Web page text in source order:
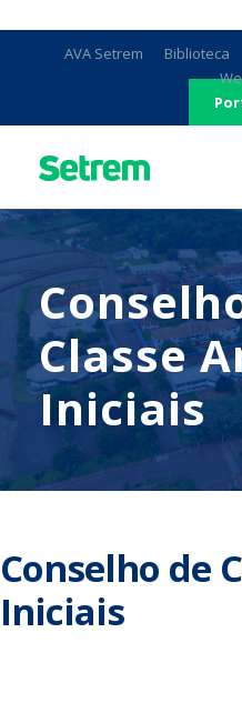
AVA Setrem Biblioteca
Classe
Iniciais
Conselho de
Iniciais